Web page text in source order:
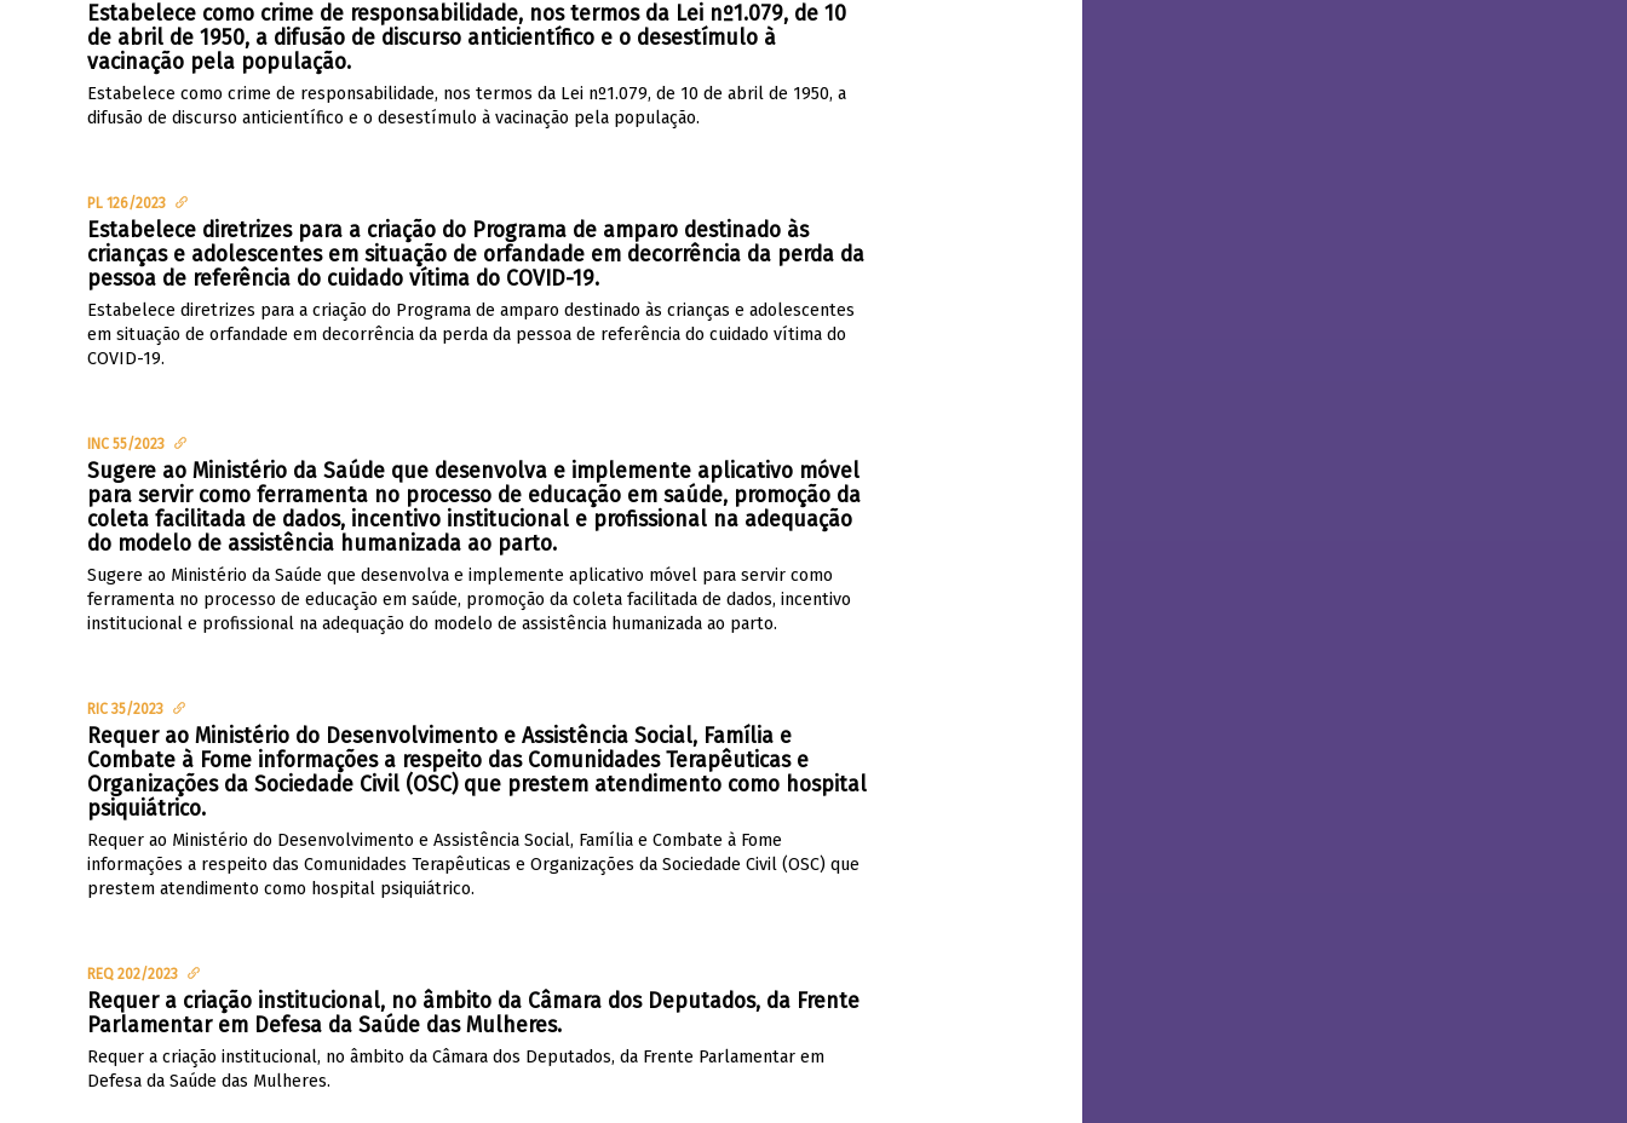
Estabelece como crime de responsabilidade, nos termos da Lei nº1.079, de 10
de abril de 1950, a difusão de discurso anticientífico e o desestímulo à
vacinação pela população.
Estabelece como crime de responsabilidade, nos termos da Lei nº1.079, de 10 de abril de 1950, a
difusão de discurso anticientífico e o desestímulo à vacinação pela população.
PL 126/2023
Estabelece diretrizes para a criação do Programa de amparo destinado às
crianças e adolescentes em situação de orfandade em decorrência da perda da
pessoa de referência do cuidado vítima do COVID-19.
Estabelece diretrizes para a criação do Programa de amparo destinado às crianças e adolescentes
em situação de orfandade em decorrência da perda da pessoa de referência do cuidado vítima do
COVID-19.
INC 55/2023
Sugere ao Ministério da Saúde que desenvolva e implemente aplicativo móvel
para servir como ferramenta no processo de educação em saúde, promoção da
coleta facilitada de dados, incentivo institucional e profissional na adequação
do modelo de assistência humanizada ao parto.
Sugere ao Ministério da Saúde que desenvolva e implemente aplicativo móvel para servir como
ferramenta no processo de educação em saúde, promoção da coleta facilitada de dados, incentivo
institucional e profissional na adequação do modelo de assistência humanizada ao parto.
RIC 35/2023
Requer ao Ministério do Desenvolvimento e Assistência Social, Família e
Combate à Fome informações a respeito das Comunidades Terapêuticas e
Organizações da Sociedade Civil (OSC) que prestem atendimento como hospital
psiquiátrico.
Requer ao Ministério do Desenvolvimento e Assistência Social, Família e Combate à Fome
informações a respeito das Comunidades Terapêuticas e Organizações da Sociedade Civil (OSC) que
prestem atendimento como hospital psiquiátrico.
REQ 202/2023
Requer a criação institucional, no âmbito da Câmara dos Deputados, da Frente
Parlamentar em Defesa da Saúde das Mulheres.
Requer a criação institucional, no âmbito da Câmara dos Deputados, da Frente Parlamentar em
Defesa da Saúde das Mulheres.